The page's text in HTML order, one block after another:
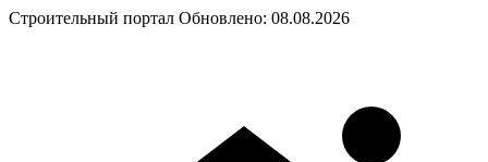
Строительный портал Обновлено: 08.08.2026